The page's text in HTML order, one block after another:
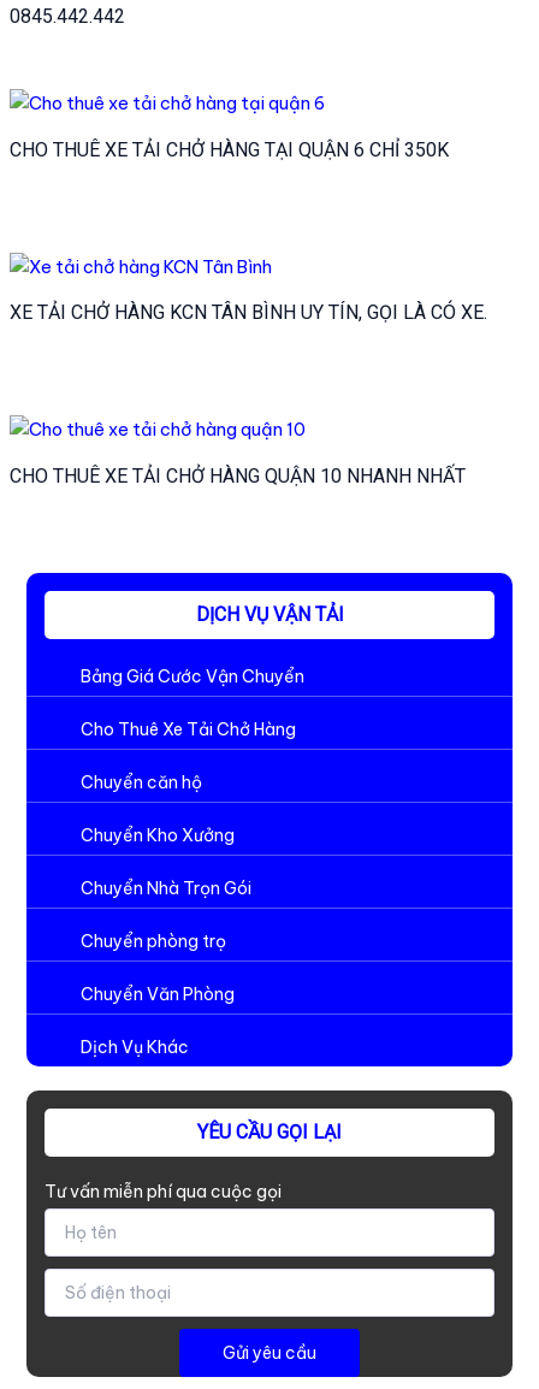
0845.442.442
CHO THUÊ XE TẢI CHỞ HÀNG TẠI QUẬN 6 CHỈ 350K
XE TẢI CHỞ HÀNG KCN TÂN BÌNH UY TÍN, GỌI LÀ CÓ XE.
CHO THUÊ XE TẢI CHỞ HÀNG QUẬN 10 NHANH NHẤT
DỊCH VỤ VẬN TẢI
Bảng Giá Cước Vận Chuyển
Cho Thuê Xe Tải Chở Hàng
Chuyển căn hộ
Chuyển Kho Xưởng
Chuyển Nhà Trọn Gói
Chuyển phòng trọ
Chuyển Văn Phòng
Dịch Vụ Khác
YÊU CẦU GỌI LẠI
Tư vấn miễn phí qua cuộc gọi